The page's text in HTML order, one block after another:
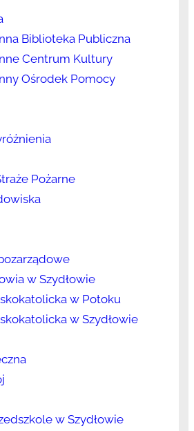
Biblioteka Publiczna
Centrum Kultury
Ośrodek Pomocy
Pożarne
w Szydłowie
w Potoku
w Szydłowie
w Szydłowie